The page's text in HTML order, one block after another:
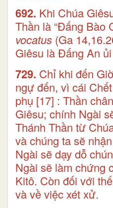
692. Khi Chúa
Thần là “Đấng Bào
vocatus (Ga
Giêsu là Đấng An
729. Chỉ khi đến
ngự đến, vì cái
phụ [17] : Thần
Giêsu; chính Ngài
Thánh Thần từ
và chúng ta sẽ
Ngài sẽ dạy dỗ
Ngài sẽ làm chứng
Kitô. Còn đối với
và về việc xét xử.